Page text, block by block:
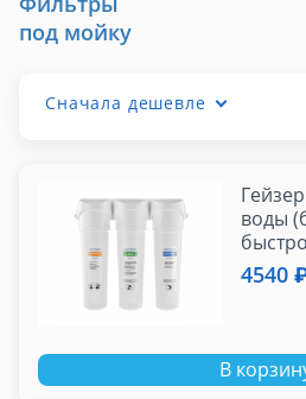
под мойку
Сначала дешевле
воды
3-х
4540
В